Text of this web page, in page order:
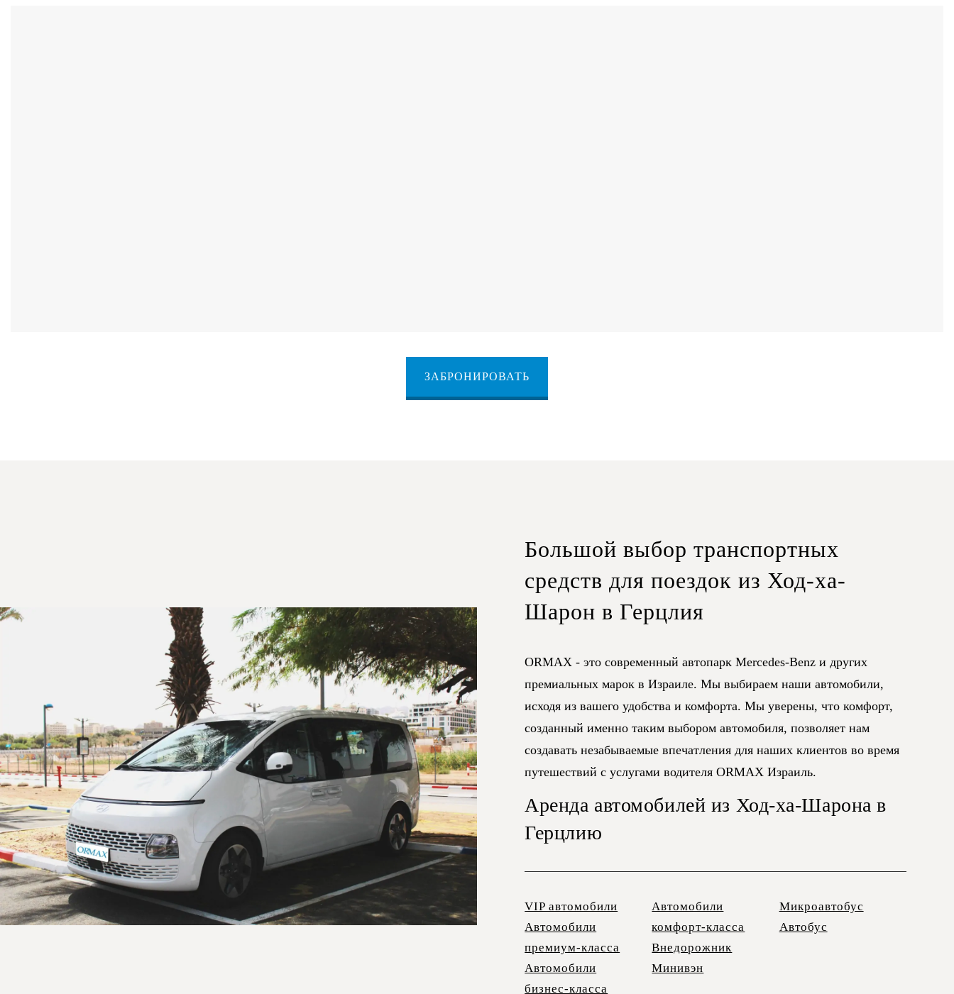
ЗАБРОНИРОВАТЬ
Большой выбор транспортных
средств для поездок из Ход-ха-
Шарон в Герцлия
ORMAX - это современный автопарк Mercedes-Benz и других
премиальных марок в Израиле. Мы выбираем наши автомобили,
исходя из вашего удобства и комфорта. Мы уверены, что комфорт,
созданный именно таким выбором автомобиля, позволяет нам
создавать незабываемые впечатления для наших клиентов во время
путешествий с услугами водителя ORMAX Израиль.
Аренда автомобилей из Ход-ха-Шарона в
Герцлию
VIP автомобили
Автомобили
премиум-класса
Автомобили
бизнес-класса
Автомобили
комфорт-класса
Внедорожник
Минивэн
Микроавтобус
Автобус